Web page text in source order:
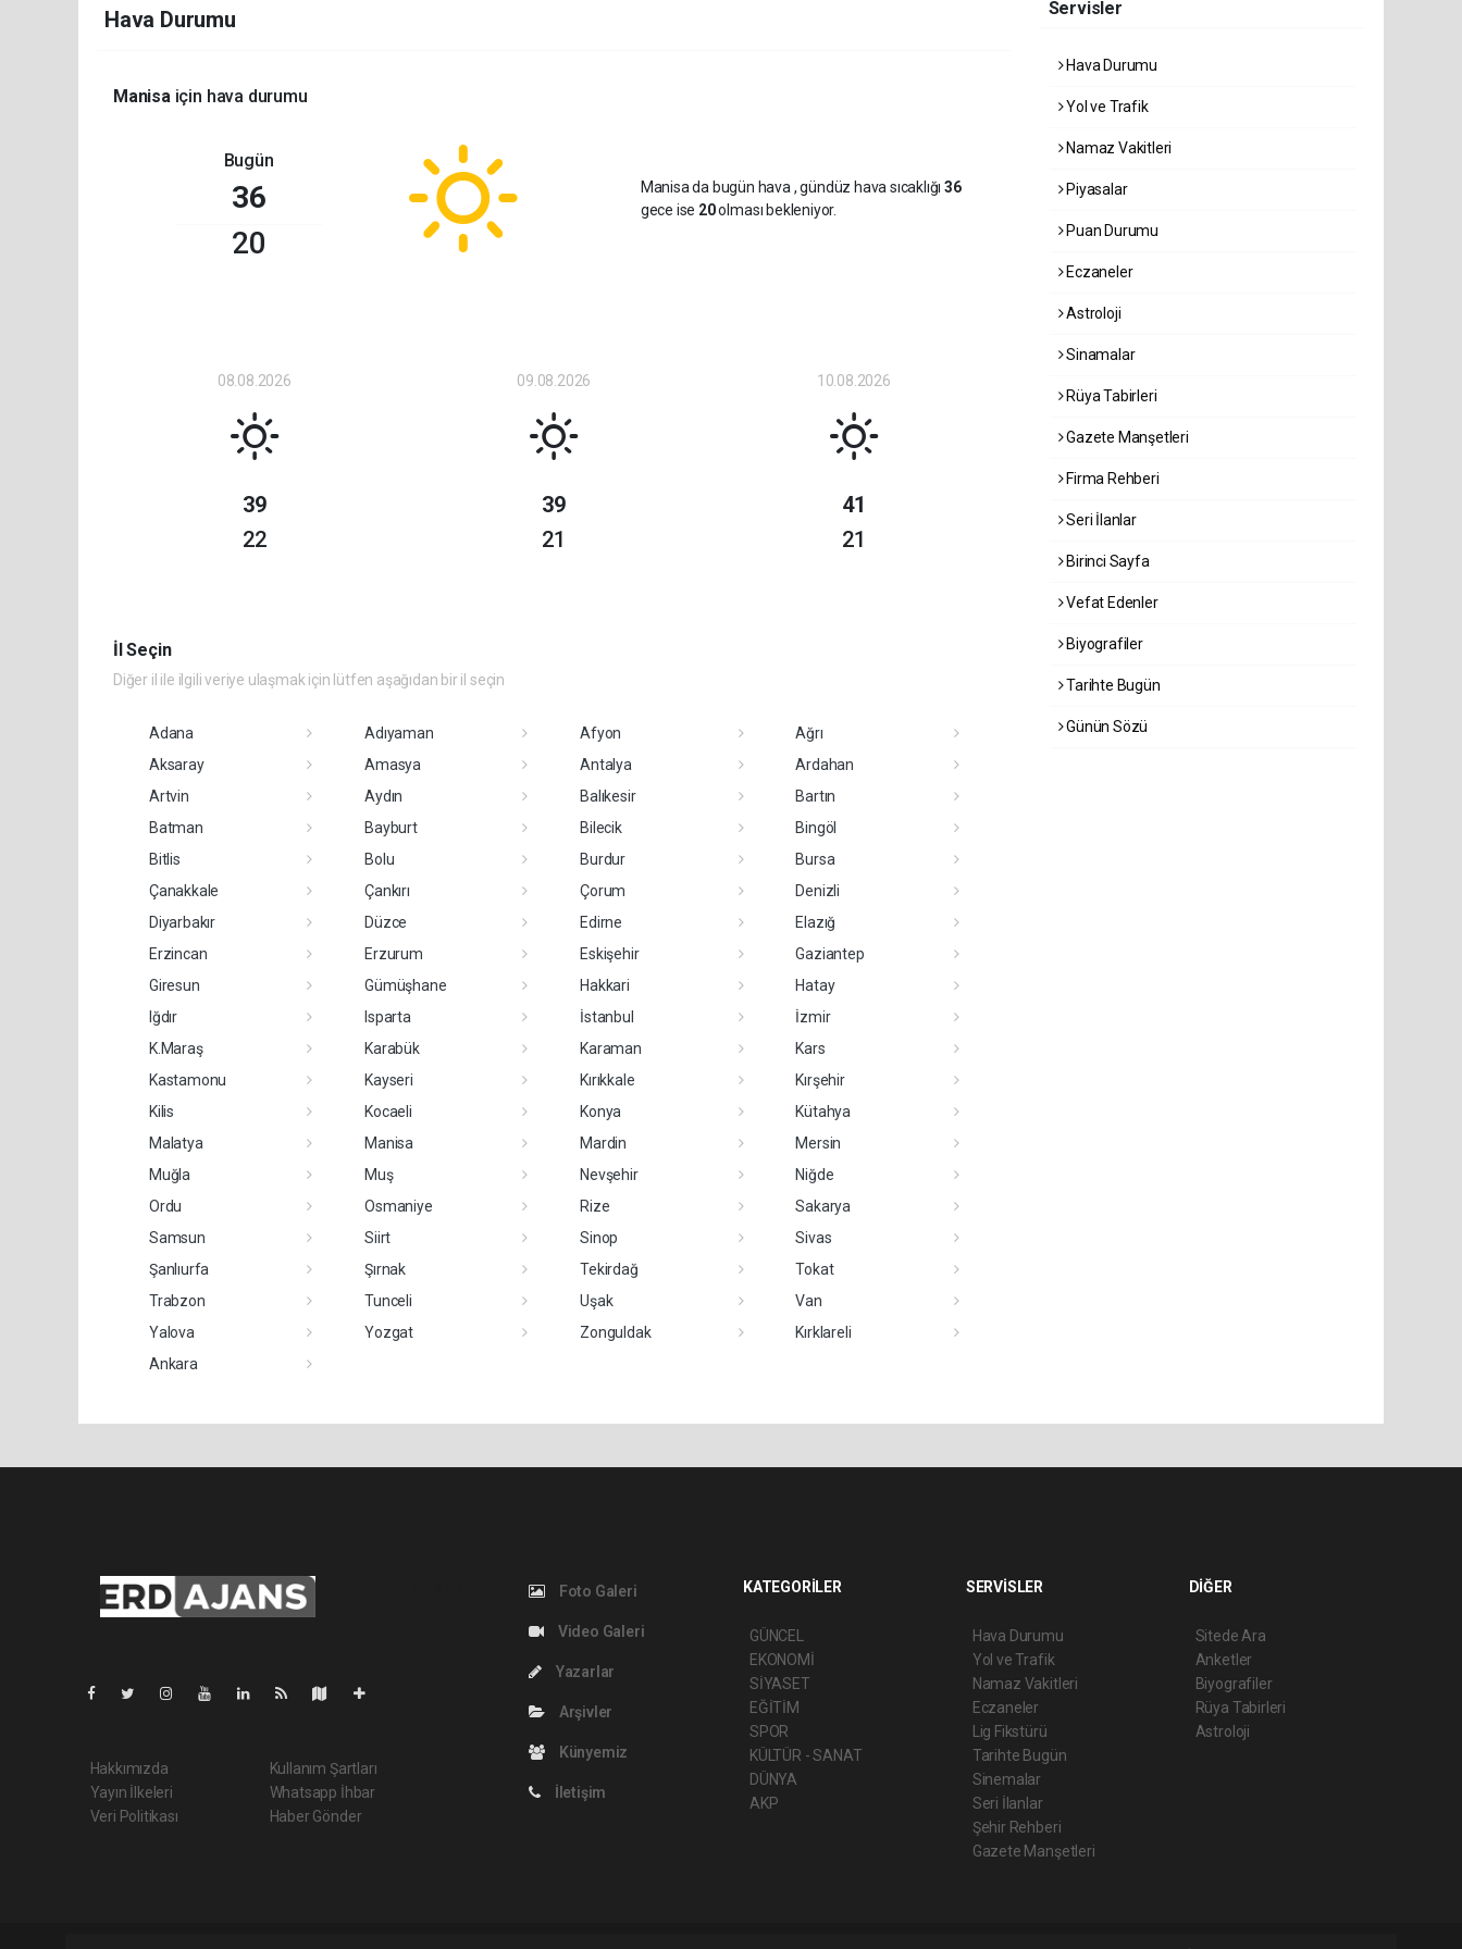
Hava Durumu
Manisaiçin hava durumu
Bugün
36
20
Manisa da bugün hava , gündüz hava sıcaklığı36
gece ise 20olması bekleniyor.
08.08.2026
39
22
09.08.2026
39
21
10.08.2026
41
21
İl Seçin
Diğer il ile ilgili veriye ulaşmak için lütfen aşağıdan bir il seçin
Adana Adıyaman Afyon
Ağrı
Aksaray
Amasya Antalya
Ardahan
Artvin
Aydın Balıkesir
Bartın
Batman
Bayburt Bilecik
Bingöl
Bitlis
Bolu Burdur
Bursa
Çanakkale
Çankırı Çorum
Denizli
Diyarbakır
Düzce Edirne
Elazığ
Erzincan
Erzurum Eskişehir
Gaziantep
Giresun
Gümüşhane Hakkari
Hatay
Iğdır
Isparta İstanbul
İzmir
K.Maraş
Karabük Karaman
Kars
Kastamonu
Kayseri Kırıkkale
Kırşehir
Kilis
Kocaeli Konya
Kütahya
Malatya
Manisa Mardin
Mersin
Muğla
Muş Nevşehir
Niğde
Ordu
Osmaniye Rize
Sakarya
Samsun
Siirt Sinop
Sivas
Şanlıurfa
Şırnak Tekirdağ
Tokat
Trabzon
Tunceli Uşak
Van
Yalova
Yozgat Zonguldak
Kırklareli
Ankara
Servisler
Hava Durumu
Yol ve Trafik
Namaz Vakitleri
Piyasalar
Puan Durumu
Eczaneler
Astroloji
Sinamalar
Rüya Tabirleri
Gazete Manşetleri
Firma Rehberi
Seri İlanlar
Birinci Sayfa
Vefat Edenler
Biyografiler
Tarihte Bugün
Günün Sözü
Hakkımızda
Yayın İlkeleri
Veri Politikası
Kullanım Şartları
Whatsapp İhbar
Haber Gönder
Foto Galeri
Video Galeri
Yazarlar
Arşivler
Künyemiz
İletişim
KATEGORİLER
GÜNCEL
EKONOMİ
SİYASET
EĞİTİM
SPOR
KÜLTÜR - SANAT
DÜNYA
AKP
SERVİSLER
Hava Durumu
Yol ve Trafik
Namaz Vakitleri
Eczaneler
Lig Fikstürü
Tarihte Bugün
Sinemalar
Seri İlanlar
Şehir Rehberi
Gazete Manşetleri
DİĞER
Sitede Ara
Anketler
Biyografiler
Rüya Tabirleri
Astroloji